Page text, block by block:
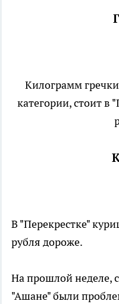
Килограмм
категории, стоит в
В "Перекрестке"
рубля дороже.
На прошлой неделе,
"Ашане" были